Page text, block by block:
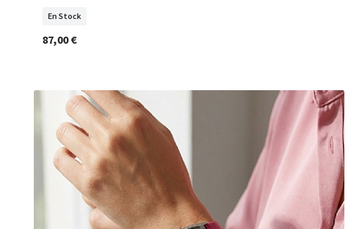
En Stock
87,00 €